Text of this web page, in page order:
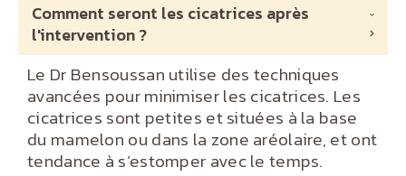
Comment seront les cicatrices après
l'intervention ?
Le Dr Bensoussan utilise des techniques
avancées pour minimiser les cicatrices. Les
cicatrices sont petites et situées à la base
du mamelon ou dans la zone aréolaire, et ont
tendance à s’estomper avec le temps.